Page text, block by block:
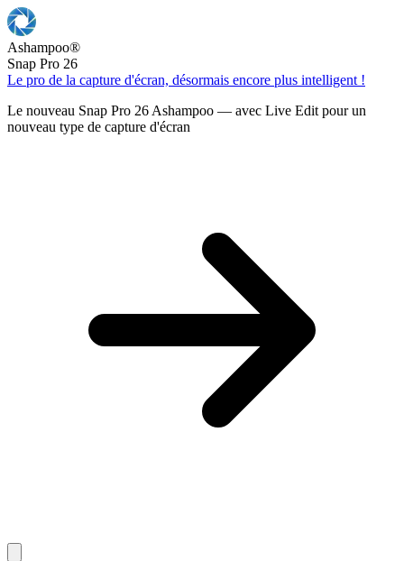
Ashampoo®
Snap Pro 26
Le pro de la capture d'écran, désormais encore plus intelligent !
Le nouveau Snap Pro 26 Ashampoo — avec Live Edit pour un
nouveau type de capture d'écran